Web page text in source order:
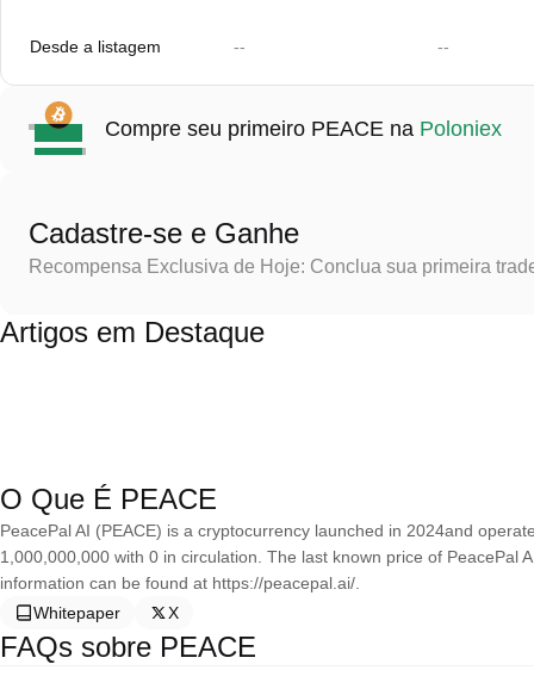
Desde a listagem -- --
Compre seu primeiro PEACE na Poloniex
Cadastre-se e Ganhe
Recompensa Exclusiva de Hoje: Conclua sua primeira
Artigos em Destaque
O Que É PEACE
PeacePal AI (PEACE) is a cryptocurrency launched in 2024and
1,000,000,000 with 0 in circulation. The last known price of
information can be found at https://peacepal.ai/.
Whitepaper
X
FAQs sobre PEACE